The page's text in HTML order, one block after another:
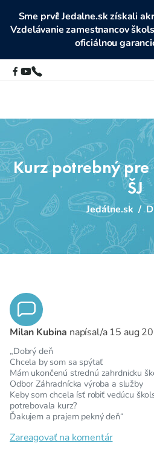
Sme prví! Jedalne.sk získali
Vzdelávanie zamestnancov
oficiálnou
Kurz potrebný
ŠJ
Jedálne.sk /
Milan Kubina napísal/a 15 aug
„Dobrý deň
Chcela by som sa spýtať
Mám ukončenú strednú zahrdnicku
Odbor Záhradnícka výroba a služby
Keby som chcela ísť robiť vedúcu
potrebovala kurz?
Ďakujem a prajem pekný deň“
Zareagovať na komentár